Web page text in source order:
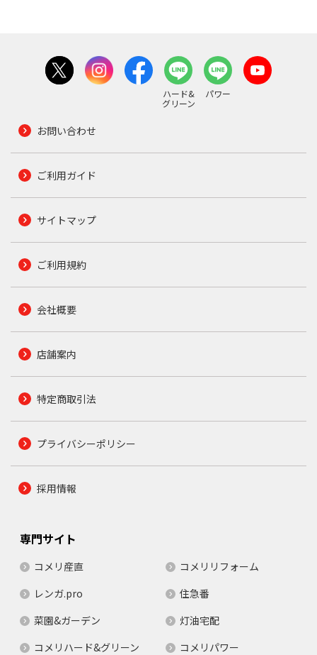
ハード&
グリーン
パワー
お問い合わせ
ご利用ガイド
サイトマップ
ご利用規約
会社概要
店舗案内
特定商取引法
プライバシーポリシー
採用情報
専門サイト
コメリ産直
コメリリフォーム
レンガ.pro
住急番
菜園&ガーデン
灯油宅配
コメリハード&グリーン
コメリパワー